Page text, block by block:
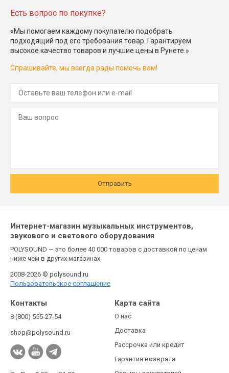
Есть вопрос по покупке?
«Мы помогаем каждому покупателю подобрать
подходящий под его требования товар. Гарантируем
высокое качество товаров и лучшие цены в Рунете.»
Спрашивайте, мы всегда рады помочь вам!
Отправить
Интернет-магазин музыкальных инструментов,
звукового и светового оборудования
POLYSOUND — это более 40 000 товаров с доставкой по ценам
ниже чем в других магазинах
2008-2026 © polysound.ru
Пользовательское соглашение
Контакты
8 (800) 555-27-54
shop@polysound.ru
Карта сайта
О нас
Доставка
Рассрочка или кредит
Гарантия возврата